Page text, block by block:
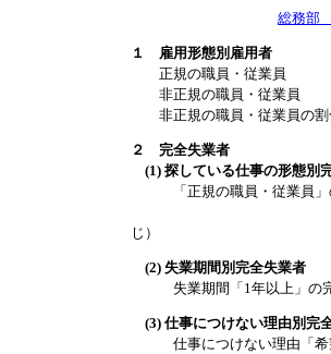
総務部
１ 雇用形態別雇用者
正規の職員・従業員
非正規の職員・従業員
非正規の職員・従業員
２ 完全失業者
(1) 探している仕事の形態別
「正規の職員・従業員」の
じ）
(2) 失業期間別完全失業者
失業期間「1年以上」の完
(3) 仕事につけない理由別完
仕事につけない理由「希